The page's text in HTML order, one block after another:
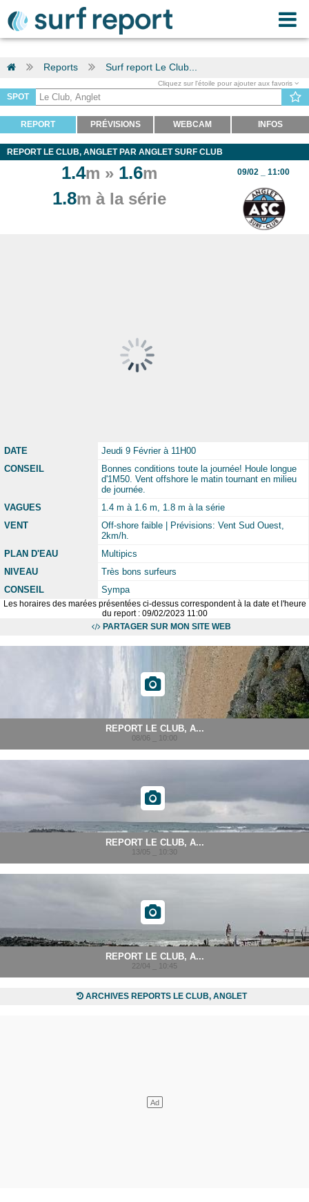
Reports Surf report Le Club...
Cliquez sur l'étoile pour ajouter aux favoris
SPOT
REPORT PRÉVISIONS WEBCAM INFOS
REPORT LE CLUB, ANGLET PAR ANGLET SURF CLUB
1.4m » 1.6m
1.8m à la série
09/02 _ 11:00
DATE
Jeudi 9 Février à 11H00
CONSEIL
Bonnes conditions toute la journée! Houle longue
d'1M50. Vent offshore le matin tournant en milieu
de journée.
VAGUES
1.4 m à 1.6 m, 1.8 m à la série
VENT
Off-shore faible | Prévisions: Vent Sud Ouest,
2km/h.
PLAN D'EAU
Multipics
NIVEAU
Très bons surfeurs
CONSEIL
Sympa
Les horaires des marées présentées ci-dessus correspondent à la date et l'heure
du report : 09/02/2023 11:00
PARTAGER SUR MON SITE WEB
REPORT LE CLUB, A...
08/06 _ 10:00
REPORT LE CLUB, A...
13/05 _ 10:30
REPORT LE CLUB, A...
22/04 _ 10:45
ARCHIVES REPORTS LE CLUB, ANGLET